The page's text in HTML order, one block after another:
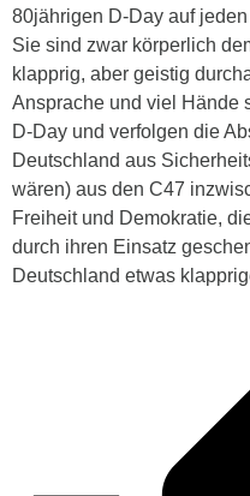
80jährigen D-Day auf
Sie sind zwar körperlich
klapprig, aber geistig
Ansprache und viel Hände
D-Day und verfolgen die
Deutschland aus
wären) aus den C47
Freiheit und Demokratie,
durch ihren Einsatz
Deutschland etwas